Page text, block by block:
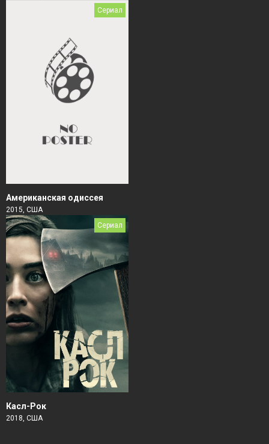
Сериал
Американская одиссея
2015, США
Сериал
Касл-Рок
2018, США